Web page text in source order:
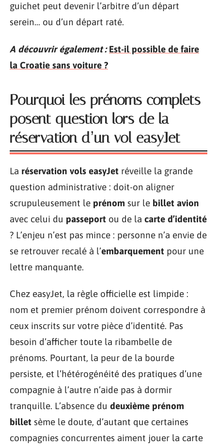
guichet peut devenir l’arbitre d’un départ
serein… ou d’un départ raté.
A découvrir également : Est-il possible de faire
la Croatie sans voiture ?
Pourquoi les prénoms complets
posent question lors de la
réservation d’un vol easyJet
La réservation vols easyJet réveille la grande
question administrative : doit-on aligner
scrupuleusement le prénom sur le billet avion
avec celui du passeport ou de la carte d’identité
? L’enjeu n’est pas mince : personne n’a envie de
se retrouver recalé à l’embarquement pour une
lettre manquante.
Chez easyJet, la règle officielle est limpide :
nom et premier prénom doivent correspondre à
ceux inscrits sur votre pièce d’identité. Pas
besoin d’afficher toute la ribambelle de
prénoms. Pourtant, la peur de la bourde
persiste, et l’hétérogénéité des pratiques d’une
compagnie à l’autre n’aide pas à dormir
tranquille. L’absence du deuxième prénom
billet sème le doute, d’autant que certaines
compagnies concurrentes aiment jouer la carte